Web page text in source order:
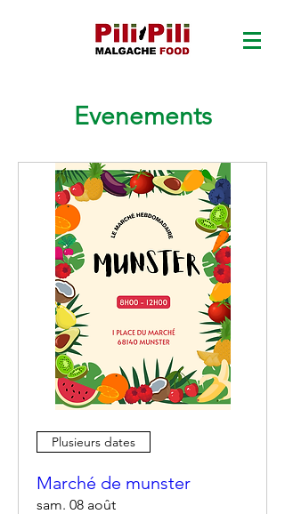
Evenements
Plusieurs dates
Marché de munster
sam. 08 août